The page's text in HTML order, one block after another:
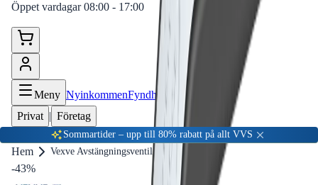
Öppet vardagar 08:00 - 17:00
Meny NyinkommenFyndhörna
Privat | Företag
Sommartider – upp till 80% rabatt på allt VVS
Hem Vexve Avstängningsventil
-43%